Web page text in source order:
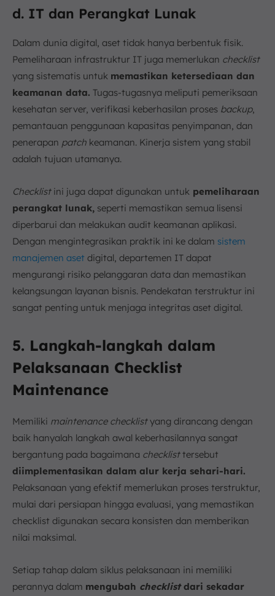
d. IT dan Perangkat Lunak
Dalam dunia digital, aset tidak hanya berbentuk fisik.
Pemeliharaan infrastruktur IT juga memerlukan checklist
yang sistematis untuk memastikan ketersediaan dan
keamanan data. Tugas-tugasnya meliputi pemeriksaan
kesehatan server, verifikasi keberhasilan proses backup,
pemantauan penggunaan kapasitas penyimpanan, dan
penerapan patch keamanan. Kinerja sistem yang stabil
adalah tujuan utamanya.
Checklistini juga dapat digunakan untuk pemeliharaan
perangkat lunak, seperti memastikan semua lisensi
diperbarui dan melakukan audit keamanan aplikasi.
Dengan mengintegrasikan praktik ini ke dalam sistem
manajemen aset digital, departemen IT dapat
mengurangi risiko pelanggaran data dan memastikan
kelangsungan layanan bisnis. Pendekatan terstruktur ini
sangat penting untuk menjaga integritas aset digital.
5. Langkah-langkah dalam
Pelaksanaan Checklist
Maintenance
Memiliki maintenance checklistyang dirancang dengan
baik hanyalah langkah awal keberhasilannya sangat
bergantung pada bagaimana checklisttersebut
diimplementasikan dalam alur kerja sehari-hari.
Pelaksanaan yang efektif memerlukan proses terstruktur,
mulai dari persiapan hingga evaluasi, yang memastikan
checklist digunakan secara konsisten dan memberikan
nilai maksimal.
Setiap tahap dalam siklus pelaksanaan ini memiliki
perannya dalam mengubah checklistdari sekadar